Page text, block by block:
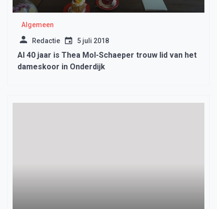
Algemeen
Redactie 5 juli 2018
Al 40 jaar is Thea Mol-Schaeper trouw lid van het
dameskoor in Onderdijk